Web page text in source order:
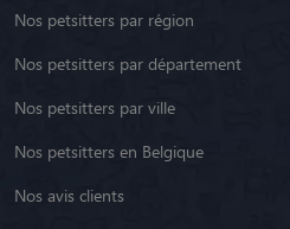
Nos petsitters par région
Nos petsitters par département
Nos petsitters par ville
Nos petsitters en Belgique
Nos avis clients